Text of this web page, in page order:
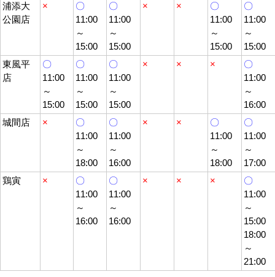
浦添大
公園店
×
〇
11:00
～
15:00
〇
11:00
～
15:00
× ×
〇
11:00
～
15:00
〇
11:00
～
15:00
東風平
店
〇
11:00
～
15:00
〇
11:00
～
15:00
〇
11:00
～
15:00
× × ×
〇
11:00
～
16:00
城間店
×
〇
11:00
～
18:00
〇
11:00
～
16:00
× ×
〇
11:00
～
18:00
〇
11:00
～
17:00
鶏寅
×
〇
11:00
～
16:00
〇
11:00
～
16:00
× × ×
〇
11:00
～
15:00
18:00
～
21:00